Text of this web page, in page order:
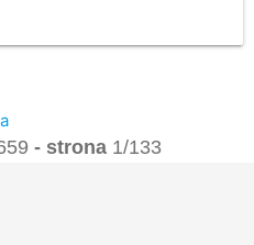
- strona 1/133